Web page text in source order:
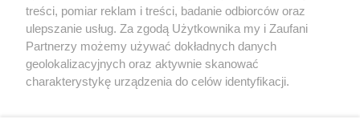
treści, pomiar reklam i treści, badanie odbiorców oraz
ulepszanie usług. Za zgodą Użytkownika my i Zaufani
Partnerzy możemy używać dokładnych danych
geolokalizacyjnych oraz aktywnie skanować
charakterystykę urządzenia do celów identyfikacji.